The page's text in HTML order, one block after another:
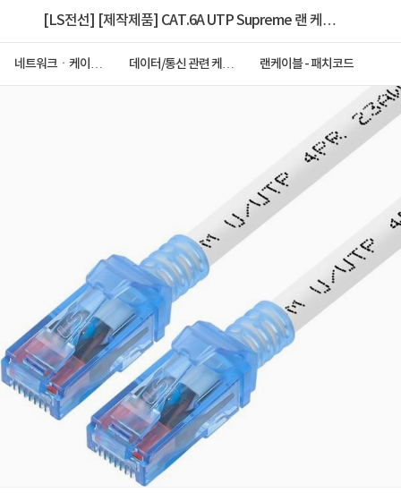
[LS전선] [제작제품] CAT.6A UTP Supreme 랜 케이
네트워크ㆍ케이블
데이터/통신 관련 케이
랜케이블 - 패치코드